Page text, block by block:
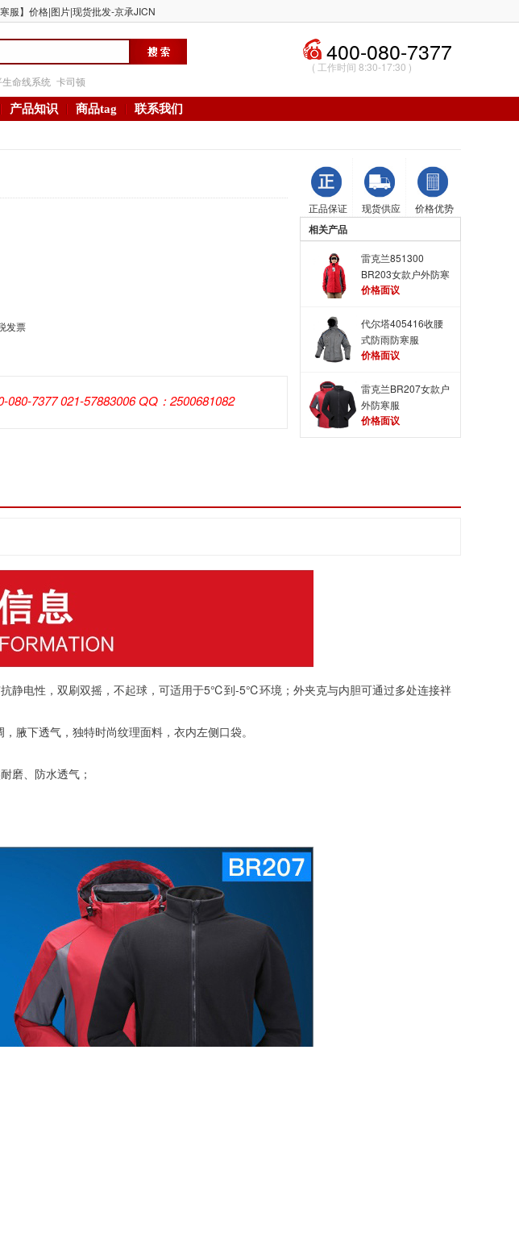
服】价格|图片|现货批发-京承JICN
生命线系统 卡司顿
400-080-7377
( 工作时间 8:30-17:30 )
产品知识 商品tag 联系我们
发票
080-7377 021-57883006 QQ：2500681082
正品保证 现货供应 价格优势
相关产品
雷克兰851300
BR203女款户外防寒
服
价格面议
代尔塔405416收腰
式防雨防寒服
价格面议
雷克兰BR207女款户
外防寒服
价格面议
静电性，双刷双摇，不起球，可适用于5℃到-5℃环境；外夹克与内胆可通过多处连接袢
腋下透气，独特时尚纹理面料，衣内左侧口袋。
磨、防水透气；